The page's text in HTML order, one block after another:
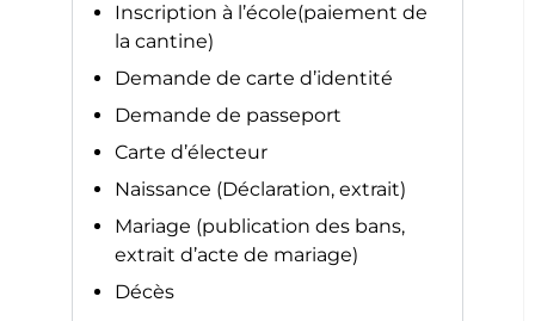
Inscription à l’école(paiement de
la cantine)
Demande de carte d’identité
Demande de passeport
Carte d’électeur
Naissance (Déclaration, extrait)
Mariage (publication des bans,
extrait d’acte de mariage)
Décès